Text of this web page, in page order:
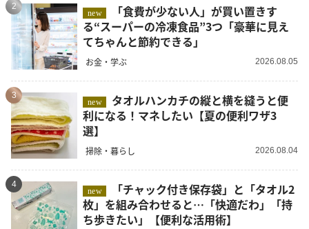
2
new
る“スーパーの冷凍食品”3つ「豪華に見え
てちゃんと節約できる」
お金・学ぶ 2026.08.05
3
new
利になる！マネしたい【夏の便利ワザ3
選】
掃除・暮らし 2026.08.04
4
new
枚」を組み合わせると…「快適だわ」「持
ち歩きたい」【便利な活用術】